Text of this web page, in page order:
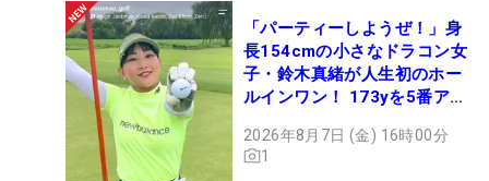
「パーティーしようぜ！」身
長154cmの小さなドラコン女
子・鈴木真緒が人生初のホー
ルインワン！ 173yを5番アイ
2026年8月7日 (金) 16時00分
1